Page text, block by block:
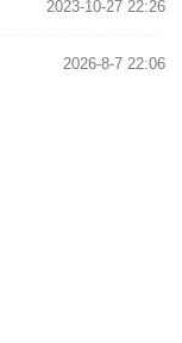
2023-10-27 22:26
2026-8-7 22:06